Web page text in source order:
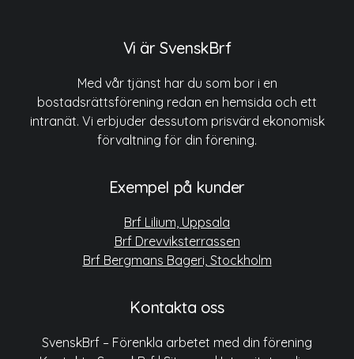
Vi är SvenskBrf
Med vår tjänst har du som bor i en
bostadsrättsförening redan en hemsida och ett
intranät. Vi erbjuder dessutom prisvärd ekonomisk
förvaltning för din förening.
Exempel på kunder
Brf Lilium, Uppsala
Brf Drevviksterrassen
Brf Bergmans Bageri, Stockholm
Kontakta oss
SvenskBrf – Förenkla arbetet med din förening